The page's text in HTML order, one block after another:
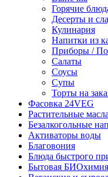
Горячие
Десерты и
Кулинария
Напитки из
Приборы /
Салаты
Соусы
Супы
Торты на
Фасовка 24VEG
Растительные масла
Безалкогольные
Активаторы воды
Благовония
Блюда быстрого
Бытовая БИОхимия